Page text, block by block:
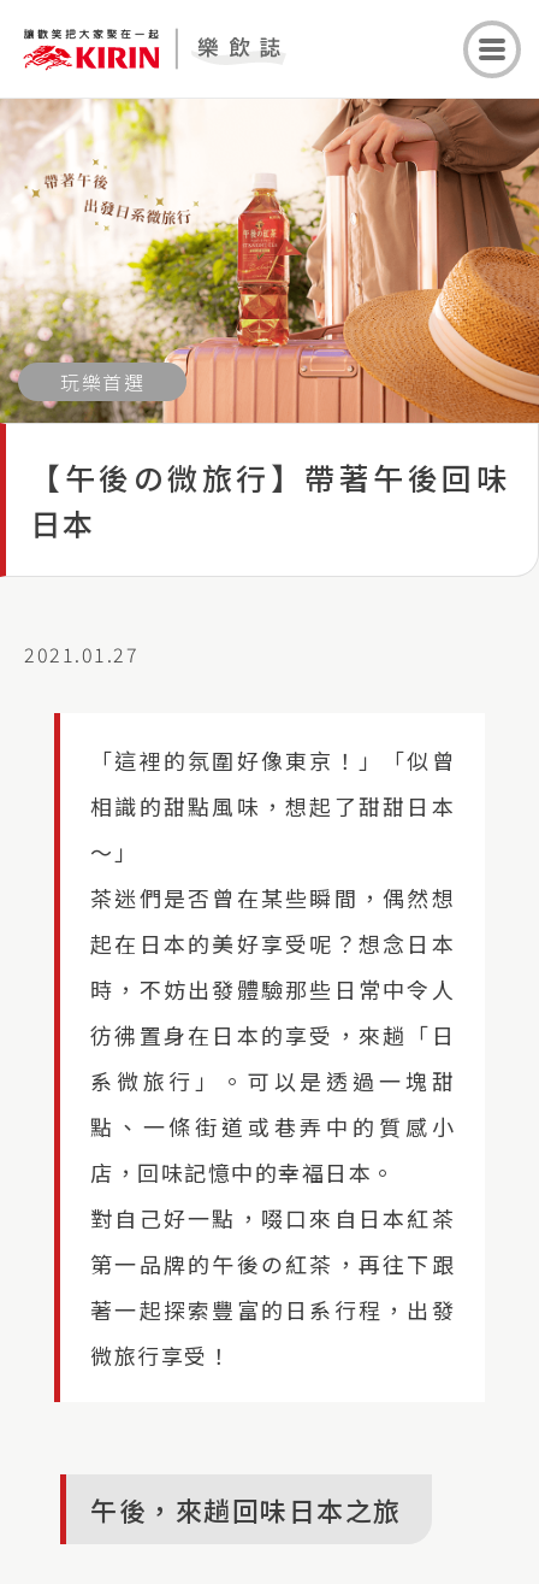
玩樂首選
【午後の微旅行】帶著午後回味
日本
2021.01.27
「這裡的氛圍好像東京！」「似曾
相識的甜點風味，想起了甜甜日本
～」
茶迷們是否曾在某些瞬間，偶然想
起在日本的美好享受呢？想念日本
時，不妨出發體驗那些日常中令人
彷彿置身在日本的享受，來趟「日
系微旅行」。可以是透過一塊甜
點、一條街道或巷弄中的質感小
店，回味記憶中的幸福日本。
對自己好一點，啜口來自日本紅茶
第一品牌的午後の紅茶，再往下跟
著一起探索豐富的日系行程，出發
微旅行享受！
午後，來趟回味日本之旅